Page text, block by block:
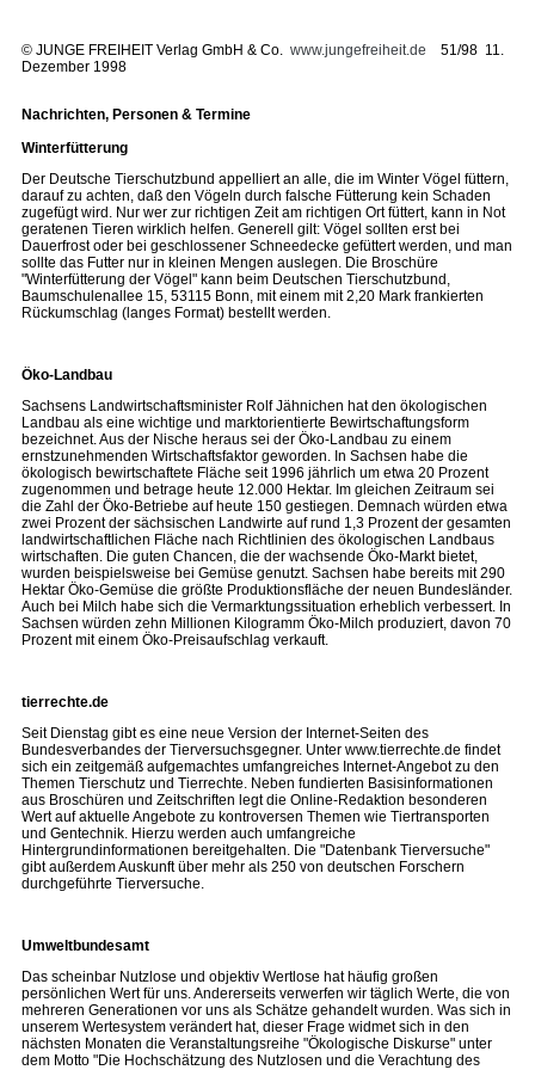
© JUNGE FREIHEIT Verlag GmbH & Co. www.jungefreiheit.de 51/98 11.
Dezember 1998
Nachrichten, Personen & Termine
Winterfütterung
Der Deutsche Tierschutzbund appelliert an alle, die im Winter Vögel füttern,
darauf zu achten, daß den Vögeln durch falsche Fütterung kein Schaden
zugefügt wird. Nur wer zur richtigen Zeit am richtigen Ort füttert, kann in Not
geratenen Tieren wirklich helfen. Generell gilt: Vögel sollten erst bei
Dauerfrost oder bei geschlossener Schneedecke gefüttert werden, und man
sollte das Futter nur in kleinen Mengen auslegen. Die Broschüre
"Winterfütterung der Vögel" kann beim Deutschen Tierschutzbund,
Baumschulenallee 15, 53115 Bonn, mit einem mit 2,20 Mark frankierten
Rückumschlag (langes Format) bestellt werden.
Öko-Landbau
Sachsens Landwirtschaftsminister Rolf Jähnichen hat den ökologischen
Landbau als eine wichtige und marktorientierte Bewirtschaftungsform
bezeichnet. Aus der Nische heraus sei der Öko-Landbau zu einem
ernstzunehmenden Wirtschaftsfaktor geworden. In Sachsen habe die
ökologisch bewirtschaftete Fläche seit 1996 jährlich um etwa 20 Prozent
zugenommen und betrage heute 12.000 Hektar. Im gleichen Zeitraum sei
die Zahl der Öko-Betriebe auf heute 150 gestiegen. Demnach würden etwa
zwei Prozent der sächsischen Landwirte auf rund 1,3 Prozent der gesamten
landwirtschaftlichen Fläche nach Richtlinien des ökologischen Landbaus
wirtschaften. Die guten Chancen, die der wachsende Öko-Markt bietet,
wurden beispielsweise bei Gemüse genutzt. Sachsen habe bereits mit 290
Hektar Öko-Gemüse die größte Produktionsfläche der neuen Bundesländer.
Auch bei Milch habe sich die Vermarktungssituation erheblich verbessert. In
Sachsen würden zehn Millionen Kilogramm Öko-Milch produziert, davon 70
Prozent mit einem Öko-Preisaufschlag verkauft.
tierrechte.de
Seit Dienstag gibt es eine neue Version der Internet-Seiten des
Bundesverbandes der Tierversuchsgegner. Unter www.tierrechte.de findet
sich ein zeitgemäß aufgemachtes umfangreiches Internet-Angebot zu den
Themen Tierschutz und Tierrechte. Neben fundierten Basisinformationen
aus Broschüren und Zeitschriften legt die Online-Redaktion besonderen
Wert auf aktuelle Angebote zu kontroversen Themen wie Tiertransporten
und Gentechnik. Hierzu werden auch umfangreiche
Hintergrundinformationen bereitgehalten. Die "Datenbank Tierversuche"
gibt außerdem Auskunft über mehr als 250 von deutschen Forschern
durchgeführte Tierversuche.
Umweltbundesamt
Das scheinbar Nutzlose und objektiv Wertlose hat häufig großen
persönlichen Wert für uns. Andererseits verwerfen wir täglich Werte, die von
mehreren Generationen vor uns als Schätze gehandelt wurden. Was sich in
unserem Wertesystem verändert hat, dieser Frage widmet sich in den
nächsten Monaten die Veranstaltungsreihe "Ökologische Diskurse" unter
dem Motto "Die Hochschätzung des Nutzlosen und die Verachtung des